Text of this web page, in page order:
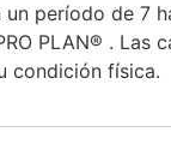
un período de 7
PLAN® .
condición física.